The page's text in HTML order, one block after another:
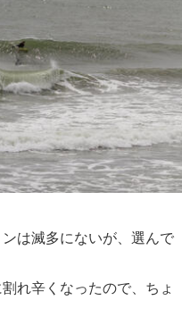
は滅多にないが、選んで
れ辛くなったので、ちょ